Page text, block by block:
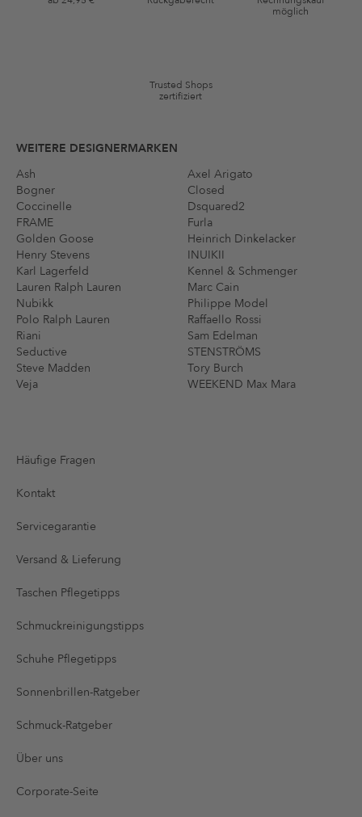
möglich
Trusted Shops
zertifiziert
WEITERE DESIGNERMARKEN
Ash
Axel Arigato
Bogner
Closed
Coccinelle
Dsquared2
FRAME
Furla
Golden Goose
Heinrich Dinkelacker
Henry Stevens
INUIKII
Karl Lagerfeld
Kennel & Schmenger
Lauren Ralph Lauren
Marc Cain
Nubikk
Philippe Model
Polo Ralph Lauren
Raffaello Rossi
Riani
Sam Edelman
Seductive
STENSTRÖMS
Steve Madden
Tory Burch
Veja
WEEKEND Max Mara
Häufige Fragen
Kontakt
Servicegarantie
Versand & Lieferung
Taschen Pflegetipps
Schmuckreinigungstipps
Schuhe Pflegetipps
Sonnenbrillen-Ratgeber
Schmuck-Ratgeber
Über uns
Corporate-Seite